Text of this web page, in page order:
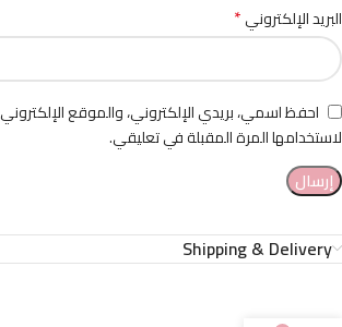
البريد الإلكتروني*
احفظ اسمي، بريدي الإلكتروني، والموقع
لاستخدامها المرة المقبلة في تعليقي.
Shipping & Delivery